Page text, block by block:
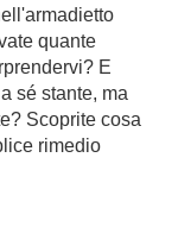
quante
E
sé stante, ma
Scoprite cosa
rimedio